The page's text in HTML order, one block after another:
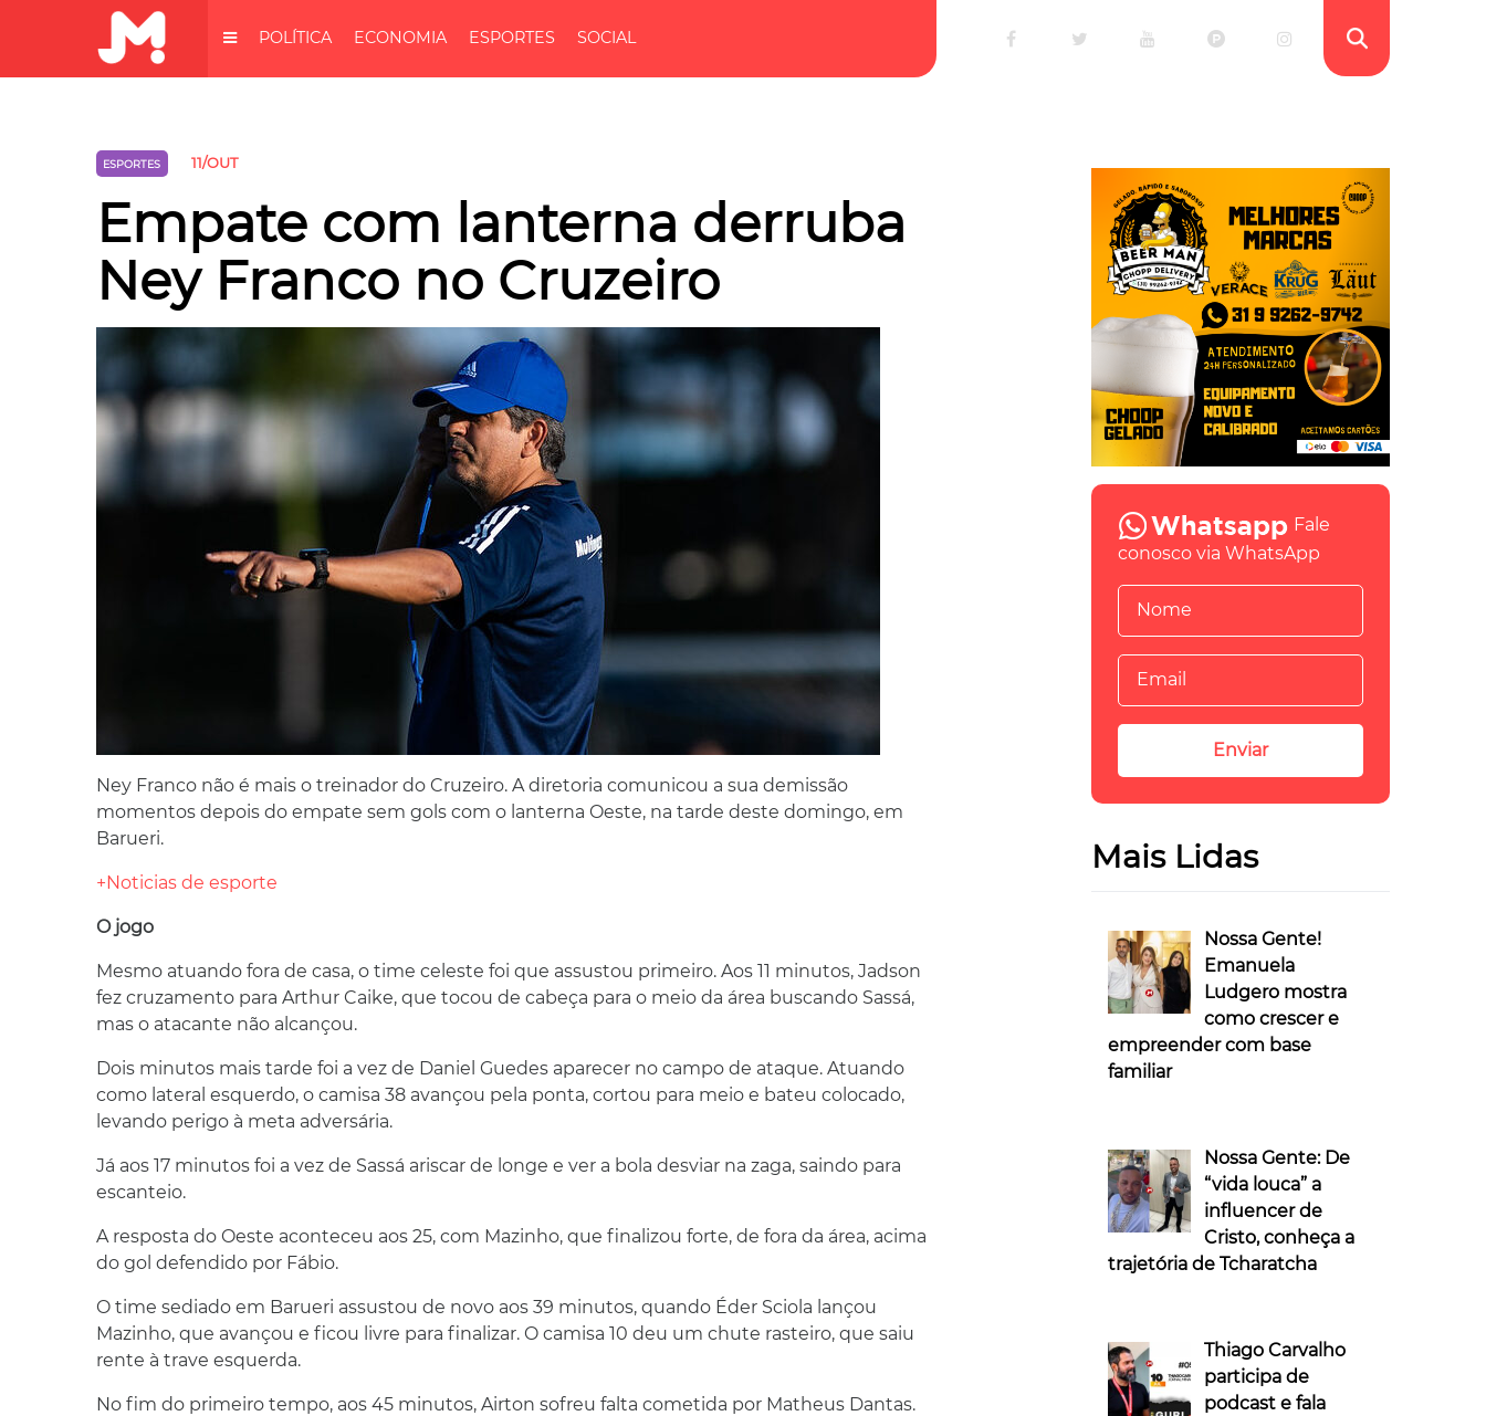
POLÍTICA ECONOMIA ESPORTES SOCIAL
ESPORTES 11/OUT
Empate com lanterna derruba
Ney Franco no Cruzeiro
Ney Franco não é mais o treinador do Cruzeiro. A diretoria comunicou a sua demissão
momentos depois do empate sem gols com o lanterna Oeste, na tarde deste domingo, em
Barueri.
+Noticias de esporte
O jogo
Mesmo atuando fora de casa, o time celeste foi que assustou primeiro. Aos 11 minutos, Jadson
fez cruzamento para Arthur Caike, que tocou de cabeça para o meio da área buscando Sassá,
mas o atacante não alcançou.
Dois minutos mais tarde foi a vez de Daniel Guedes aparecer no campo de ataque. Atuando
como lateral esquerdo, o camisa 38 avançou pela ponta, cortou para meio e bateu colocado,
levando perigo à meta adversária.
Já aos 17 minutos foi a vez de Sassá ariscar de longe e ver a bola desviar na zaga, saindo para
escanteio.
A resposta do Oeste aconteceu aos 25, com Mazinho, que finalizou forte, de fora da área, acima
do gol defendido por Fábio.
O time sediado em Barueri assustou de novo aos 39 minutos, quando Éder Sciola lançou
Mazinho, que avançou e ficou livre para finalizar. O camisa 10 deu um chute rasteiro, que saiu
rente à trave esquerda.
No fim do primeiro tempo, aos 45 minutos, Airton sofreu falta cometida por Matheus Dantas.
Fale
conosco via WhatsApp
Mais Lidas
Nossa Gente!
Emanuela
Ludgero mostra
como crescer e
empreender com base
familiar
Nossa Gente: De
“vida louca” a
influencer de
Cristo, conheça a
trajetória de Tcharatcha
Thiago Carvalho
participa de
podcast e fala